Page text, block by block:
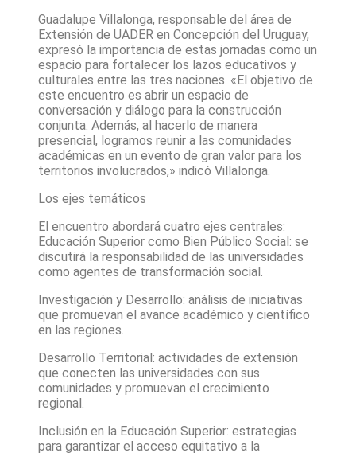
Guadalupe Villalonga, responsable del área de
Extensión de UADER en Concepción del Uruguay,
expresó la importancia de estas jornadas como un
espacio para fortalecer los lazos educativos y
culturales entre las tres naciones. «El objetivo de
este encuentro es abrir un espacio de
conversación y diálogo para la construcción
conjunta. Además, al hacerlo de manera
presencial, logramos reunir a las comunidades
académicas en un evento de gran valor para los
territorios involucrados,» indicó Villalonga.
Los ejes temáticos
El encuentro abordará cuatro ejes centrales:
Educación Superior como Bien Público Social: se
discutirá la responsabilidad de las universidades
como agentes de transformación social.
Investigación y Desarrollo: análisis de iniciativas
que promuevan el avance académico y científico
en las regiones.
Desarrollo Territorial: actividades de extensión
que conecten las universidades con sus
comunidades y promuevan el crecimiento
regional.
Inclusión en la Educación Superior: estrategias
para garantizar el acceso equitativo a la